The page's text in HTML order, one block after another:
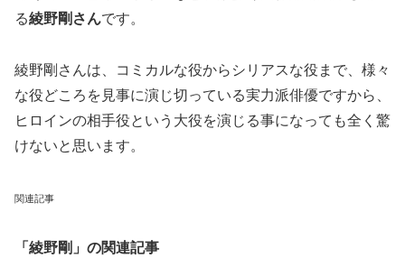
る綾野剛さんです。
綾野剛さんは、コミカルな役からシリアスな役まで、様々
な役どころを見事に演じ切っている実力派俳優ですから、
ヒロインの相手役という大役を演じる事になっても全く驚
けないと思います。
関連記事
「綾野剛」の関連記事